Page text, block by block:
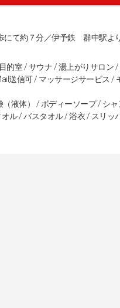
にて約７分／伊予鉄 群中駅よ
室 / サウナ / 湯上がりサロン /
送信可 / マッサージサービス /
液体） / ボディーソープ / シャ
ル / バスタオル / 浴衣 / スリッ